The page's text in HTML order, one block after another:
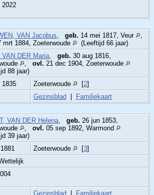
2022
VAN Jacobus geb. 14 mei 1817, Veur
mrt 1884, Zoeterwoude (Leeftijd 66 jaar)
VAN DER Maria geb. 30 aug 1816,
ovl. 21 dec 1904, Zoeterwoude
88 jaar)
1835 Zoeterwoude [2]
Gezinsblad Familiekaart
VAN DER Helena geb. 26 jun 1853,
ovl. 05 sep 1892, Warmond
39 jaar)
Zoeterwoude [3]
Gezinsblad Familiekaart